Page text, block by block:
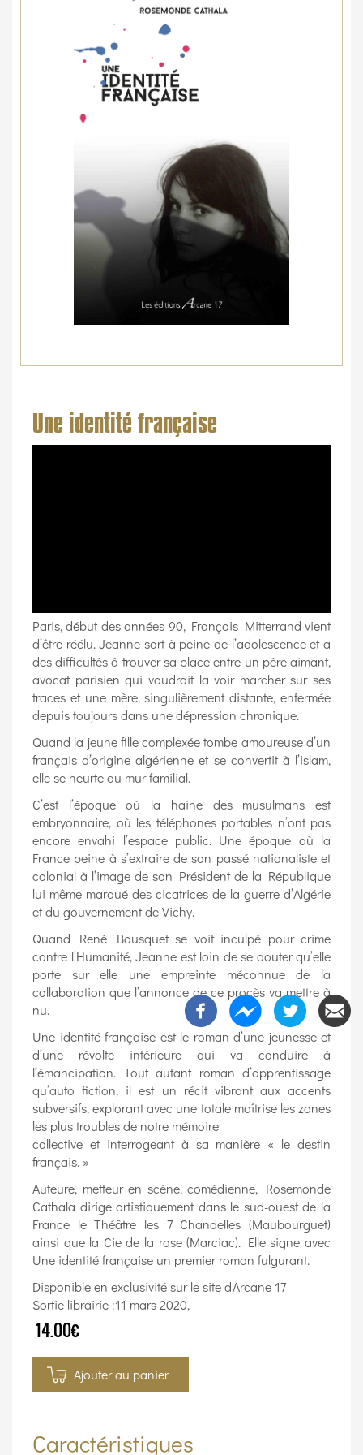
Une identité française
Paris, début des années 90, François Mitterrand vient
d’être réélu. Jeanne sort à peine de l’adolescence et a
des difficultés à trouver sa place entre un père aimant,
avocat parisien qui voudrait la voir marcher sur ses
traces et une mère, singulièrement distante, enfermée
depuis toujours dans une dépression chronique.
Quand la jeune fille complexée tombe amoureuse d’un
français d’origine algérienne et se convertit à l’islam,
elle se heurte au mur familial.
C’est l’époque où la haine des musulmans est
embryonnaire, où les téléphones portables n’ont pas
encore envahi l’espace public. Une époque où la
France peine à s’extraire de son passé nationaliste et
colonial à l’image de son Président de la République
lui même marqué des cicatrices de la guerre d’Algérie
et du gouvernement de Vichy.
Quand René Bousquet se voit inculpé pour crime
contre l’Humanité, Jeanne est loin de se douter qu’elle
porte sur elle une empreinte méconnue de la
collaboration que l’annonce de ce procès va mettre à
nu.
Une identité française est le roman d’une jeunesse et
d’une révolte intérieure qui va conduire à
l’émancipation. Tout autant roman d’apprentissage
qu’auto fiction, il est un récit vibrant aux accents
subversifs, explorant avec une totale maîtrise les zones
les plus troubles de notre mémoire
collective et interrogeant à sa manière « le destin
français. »
Auteure, metteur en scène, comédienne, Rosemonde
Cathala dirige artistiquement dans le sud-ouest de la
France le Théâtre les 7 Chandelles (Maubourguet)
ainsi que la Cie de la rose (Marciac). Elle signe avec
Une identité française un premier roman fulgurant.
Disponible en exclusivité sur le site d'Arcane 17
Sortie librairie :11 mars 2020,
14.00€
Ajouter au panier
Caractéristiques